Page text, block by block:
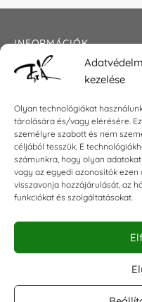
kezelése
Olyan technológiákat
tárolására és/vagy elérésére.
személyre szabott és nem
céljából tesszük. E
számunkra, hogy olyan
vagy az egyedi azonosítók ezen
visszavonja hozzájárulását, az
funkciókat és szolgáltatásokat.
INFORMÁCIÓK
Általános szerződési
Impresszum
KAPCSOLAT
E-mail:
Telefon: +36 30 6767872
KÖZÖSSÉGI